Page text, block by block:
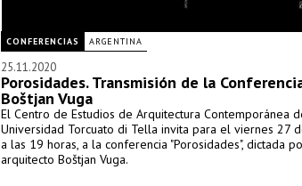
CONFERENCIAS ARGENTINA
25.11.2020
Porosidades. Transmisión de la
Boštjan Vuga
El Centro de Estudios de Arquitectura Contemporánea
Universidad Torcuato di Tella invita para el viernes 27
a las 19 horas, a la conferencia "Porosidades", dictada
arquitecto Boštjan Vuga.